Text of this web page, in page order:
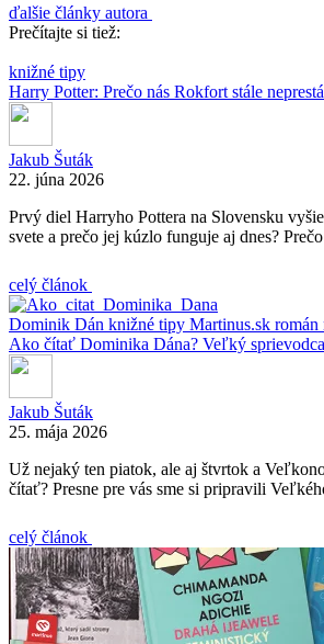
ďalšie články autora
Prečítajte si tiež:
knižné tipy
Harry Potter: Prečo nás Rokfort stále
Jakub Šuták
22. júna 2026
Prvý diel Harryho Pottera na Slovensku
svete a prečo jej kúzlo funguje aj dnes?
celý článok
Dominik Dán knižné tipy Martinus.sk román
Ako čítať Dominika Dána? Veľký
Jakub Šuták
25. mája 2026
Už nejaký ten piatok, ale aj štvrtok a
čítať? Presne pre vás sme si pripravili
celý článok